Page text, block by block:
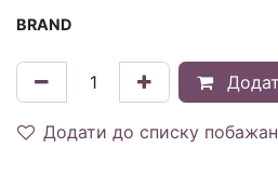
BRAND
Додати до списку